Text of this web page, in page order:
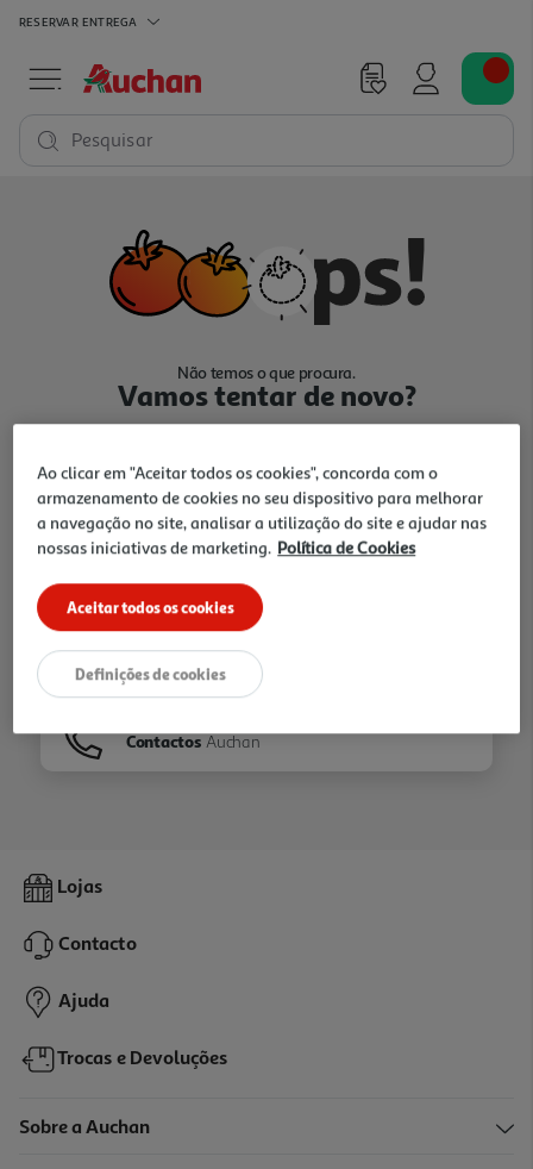
RESERVAR ENTREGA
Pesquisar
Não temos o que procura.
Vamos tentar de novo?
Ir para Homepage
Folhetos
Contactos Auchan
Lojas
Contacto
Ajuda
Trocas e Devoluções
Sobre a Auchan
Ao clicar em "Aceitar todos os cookies", concorda com o
armazenamento de cookies no seu dispositivo para melhorar
a navegação no site, analisar a utilização do site e ajudar nas
nossas iniciativas de marketing. Política de Cookies
Aceitar todos os cookies
Definições de cookies